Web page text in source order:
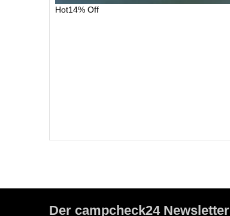
Hot14% Off
Der campcheck24 Newsletter